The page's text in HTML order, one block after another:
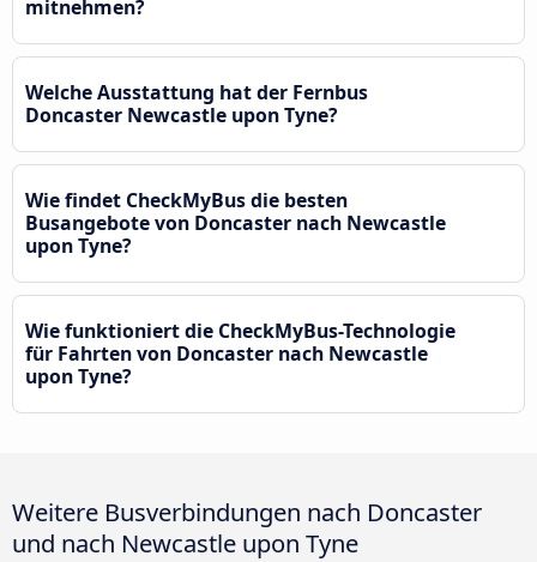
mitnehmen?
Welche Ausstattung hat der Fernbus
Doncaster Newcastle upon Tyne?
Wie findet CheckMyBus die besten
Busangebote von Doncaster nach Newcastle
upon Tyne?
Wie funktioniert die CheckMyBus-Technologie
für Fahrten von Doncaster nach Newcastle
upon Tyne?
Weitere Busverbindungen nach Doncaster
und nach Newcastle upon Tyne